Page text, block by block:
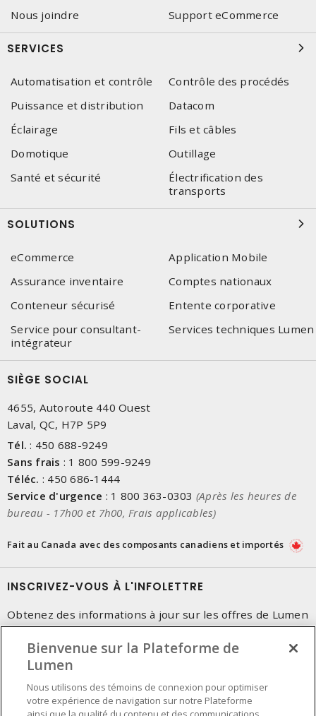
Nous joindre
Support eCommerce
SERVICES
Automatisation et contrôle
Contrôle des procédés
Puissance et distribution
Datacom
Éclairage
Fils et câbles
Domotique
Outillage
Santé et sécurité
Électrification des
transports
SOLUTIONS
eCommerce
Application Mobile
Assurance inventaire
Comptes nationaux
Conteneur sécurisé
Entente corporative
Service pour consultant-
intégrateur
Services techniques Lumen
SIÈGE SOCIAL
4655, Autoroute 440 Ouest
Laval, QC, H7P 5P9
Tél. : 450 688-9249
Sans frais : 1 800 599-9249
Téléc. : 450 686-1444
Service d'urgence : 1 800 363-0303 (Après les heures de
bureau - 17h00 et 7h00, Frais applicables)
Fait au Canada avec des composants canadiens et importés
INSCRIVEZ-VOUS À L'INFOLETTRE
Obtenez des informations à jour sur les offres de Lumen
Bienvenue sur la Plateforme de
Lumen
Nous utilisons des témoins de connexion pour optimiser
votre expérience de navigation sur notre Plateforme